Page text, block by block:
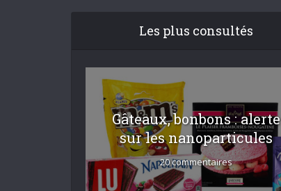
Les plus consultés
Gâteaux, bonbons : alerte
sur les nanoparticules
20 commentaires